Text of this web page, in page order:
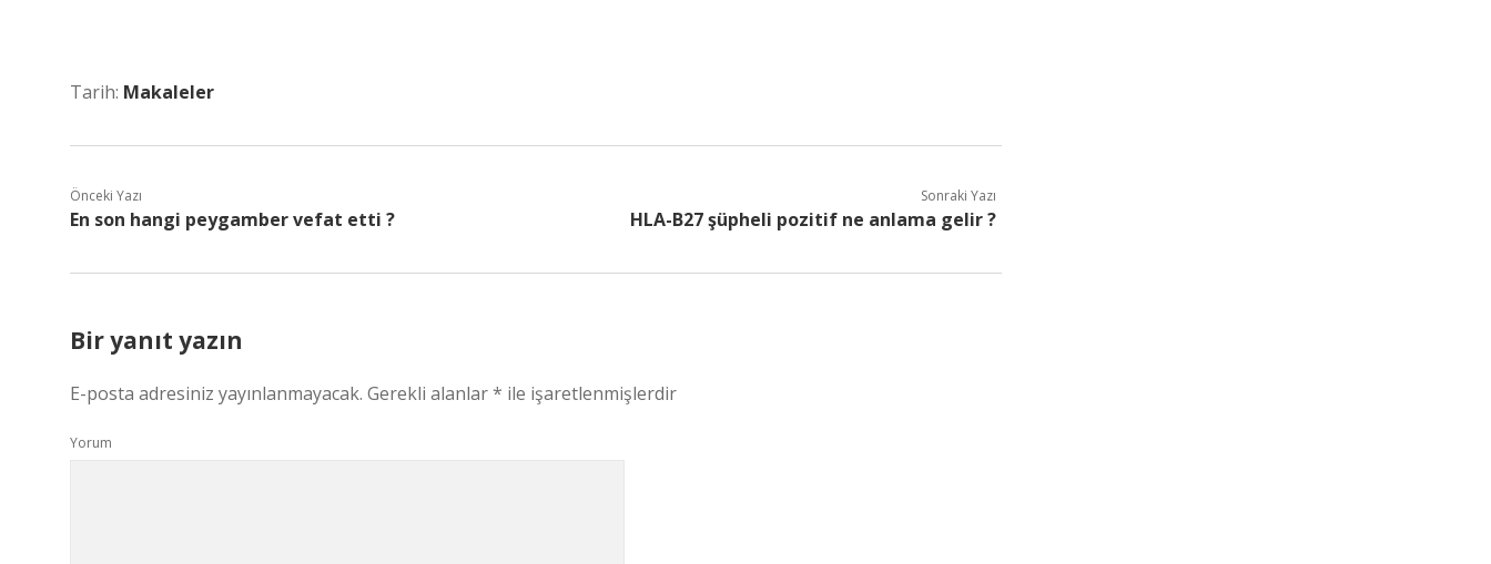
Tarih: Makaleler
Önceki Yazı
En son hangi peygamber vefat etti ?
Sonraki Yazı
HLA-B27 şüpheli pozitif ne anlama gelir ?
Bir yanıt yazın
E-posta adresiniz yayınlanmayacak. Gerekli alanlar* ile işaretlenmişlerdir
Yorum